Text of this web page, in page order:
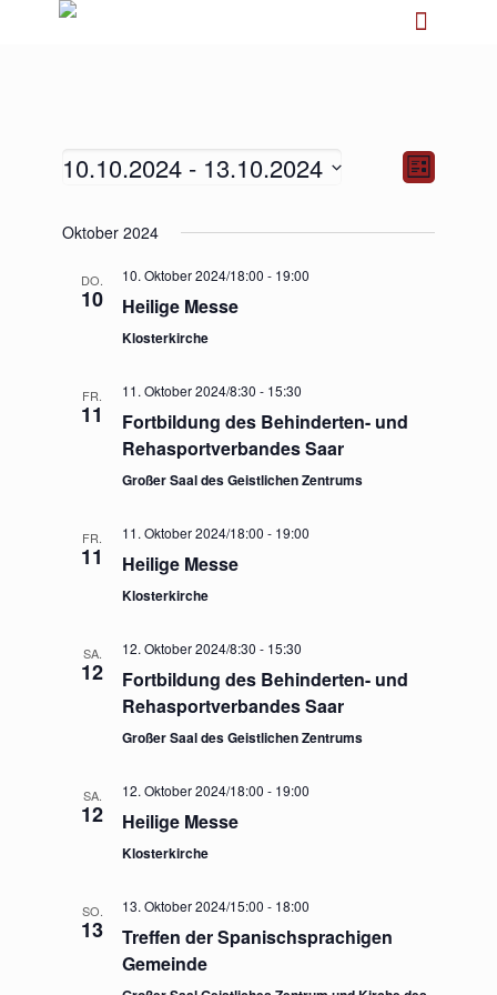
Ansichten-
Navigation
Ansichten-
Liste
10.10.2024 - 13.10.2024
wählen.
Oktober 2024
DO.
10
10. Oktober 2024/18:00 - 19:00
Heilige Messe
Klosterkirche
FR.
11
11. Oktober 2024/8:30 - 15:30
Fortbildung des Behinderten- und
Rehasportverbandes Saar
Großer Saal des Geistlichen Zentrums
FR.
11
11. Oktober 2024/18:00 - 19:00
Heilige Messe
Klosterkirche
SA.
12
12. Oktober 2024/8:30 - 15:30
Fortbildung des Behinderten- und
Rehasportverbandes Saar
Großer Saal des Geistlichen Zentrums
SA.
12
12. Oktober 2024/18:00 - 19:00
Heilige Messe
Klosterkirche
SO.
13
13. Oktober 2024/15:00 - 18:00
Treffen der Spanischsprachigen
Gemeinde